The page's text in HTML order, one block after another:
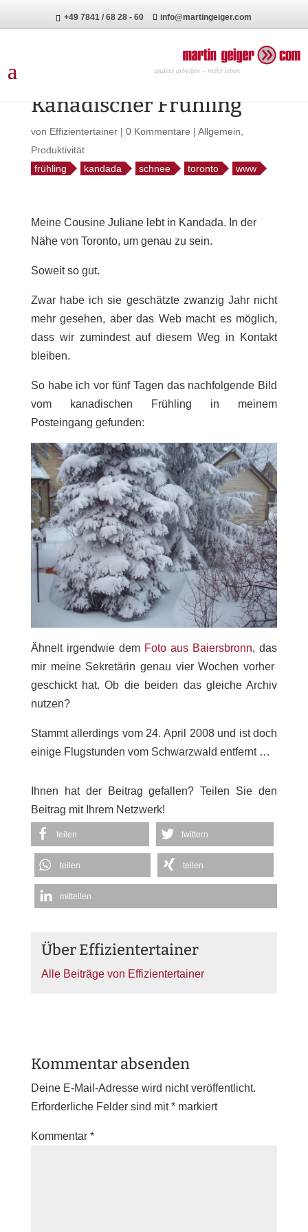
+49 7841 / 68 28 - 60 info@martingeiger.com
Kanadischer Frühling
von Effizientertainer| 0 Kommentare | Allgemein
Produktivität
frühling
kandada schnee toronto www
Meine Cousine Juliane lebt in Kandada. In der
Nähe von Toronto, um genau zu sein.
Soweit so gut.
Zwar habe ich sie geschätzte zwanzig Jahr nicht
mehr gesehen, aber das Web macht es möglich,
dass wir zumindest auf diesem Weg in Kontakt
bleiben.
So habe ich vor fünf Tagen das nachfolgende Bild
vom kanadischen Frühling in meinem
Posteingang gefunden:
Ähnelt irgendwie dem Foto aus Baiersbronn, das
mir meine Sekretärin genau vier Wochen vorher
geschickt hat. Ob die beiden das gleiche Archiv
nutzen?
Stammt allerdings vom 24. April 2008 und ist doch
einige Flugstunden vom Schwarzwald entfernt …
Ihnen hat der Beitrag gefallen? Teilen Sie den
Beitrag mit Ihrem Netzwerk!
teilen twittern
teilen teilen
mitteilen
Über Effizientertainer
Alle Beiträge von Effizientertainer
Kommentar absenden
Deine E-Mail-Adresse wird nicht veröffentlicht.
Erforderliche Felder sind mit*markiert
Kommentar *